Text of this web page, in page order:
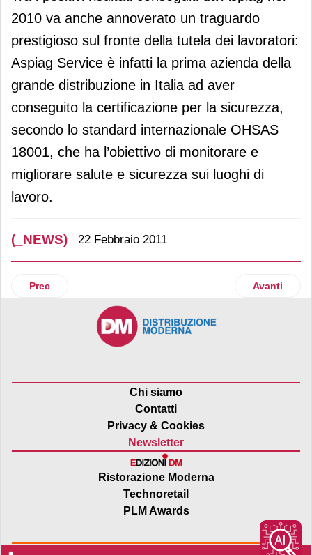
2010 va anche annoverato un traguardo
prestigioso sul fronte della tutela dei lavoratori:
Aspiag Service è infatti la prima azienda della
grande distribuzione in Italia ad aver
conseguito la certificazione per la sicurezza,
secondo lo standard internazionale OHSAS
18001, che ha l’obiettivo di monitorare e
migliorare salute e sicurezza sui luoghi di
lavoro.
(_NEWS) 22 Febbraio 2011
Articolo precedente: Media World lancia una nuova
Prec Articolo
Avanti
Chi siamo
Contatti
Privacy & Cookies
Newsletter
Ristorazione Moderna
Technoretail
PLM Awards